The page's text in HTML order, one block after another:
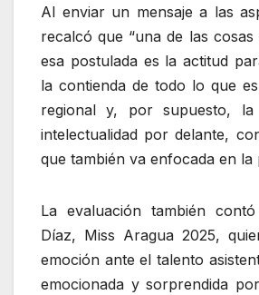
Al enviar un mensaje a las
recalcó que “una de las
esa postulada es la actitud
la contienda de todo lo que
regional y, por supuesto,
intelectualidad por delante,
que también va enfocada en la
La evaluación también
Díaz, Miss Aragua 2025,
emoción ante el talento
emocionada y sorprendida